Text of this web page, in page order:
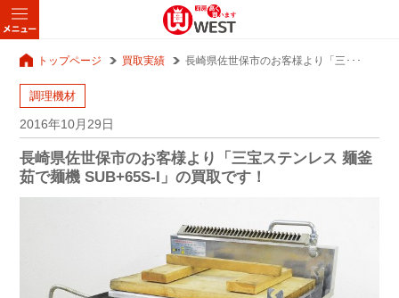
トップページ 買取実績 長崎県佐世保市のお客様より「三･･･
調理機材
2016年10月29日
長崎県佐世保市のお客様より「三宝ステンレス 麺釜
茹で麺機 SUB+65S-I」の買取です！